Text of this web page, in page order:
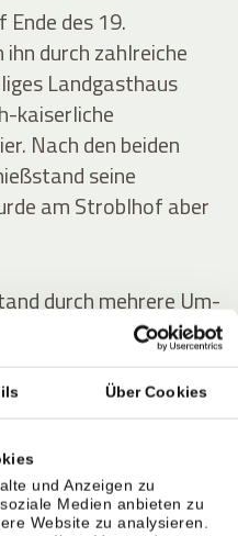
Über Cookies
und Anzeigen zu
Medien anbieten zu
Website zu analysieren.
des 19.
durch zahlreiche
Landgasthaus
kaiserliche
Nach den beiden
seine
am Stroblhof aber
durch mehrere Um-
mit Freibad im
Hanni-Ausserer
der Region,
und intensivierte die